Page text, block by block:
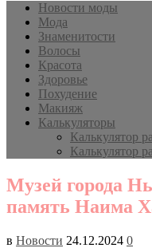
Новости моды
Мода
Знаменитости
Волосы
Красота
Здоровье
Похудение
Макияж
Калькуляторы
Калькулятор
Калькулятор
Музей города
память Наима
в Новости 24.12.2024 0